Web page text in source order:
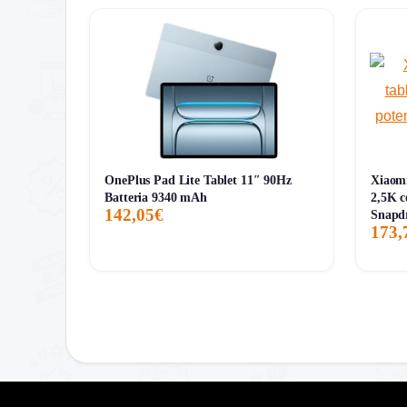
S Pen inclusa
connettività
, utile per uso professionale
Pro:trattamentoantiriflesso Vision Booster
piattaforma Samsung molto forte per
Contro:prezzo alto in assoluto, anche se
Contro:storico recensioni ancora limitato, con
Contro:
3 anni di garanzianon
ultra sottile con enorme display AMOLED.
OnePlus Pad Lite Tablet 11″ 90Hz
Batteria 9340 mAh
142,05€
2,5K